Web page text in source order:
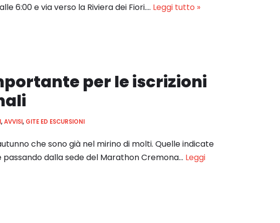
6:00 e via verso la Riviera dei Fiori.… Leggi tutto »
per le iscrizioni
,AVVISI, GITE ED ESCURSIONI
che sono già nel mirino di molti. Quelle indicate
dalla sede del Marathon Cremona… Leggi